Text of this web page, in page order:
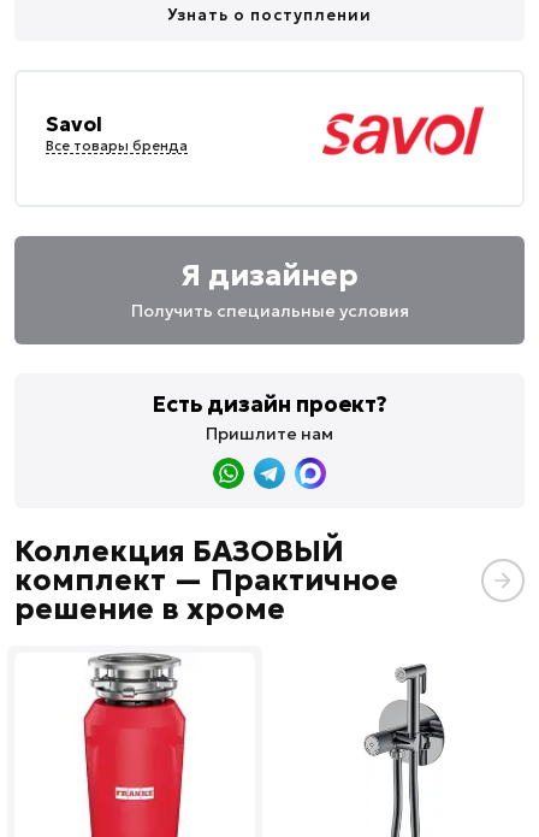
Узнать о поступлении
Savol
Все товары бренда
Я дизайнер
Получить специальные условия
Есть дизайн проект?
Пришлите нам
Коллекция БАЗОВЫЙ
комплект — Практичное
решение в хроме